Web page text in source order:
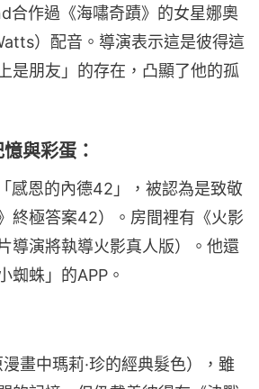
合作過《海嘯奇蹟》的女星娜奧
）配音。導演表示這是彼得這
是朋友」的存在，凸顯了他的孤
與彩蛋：
感恩的內德42」，被認為是致敬
終極答案42）。房間裡有《火影
導演將執導火影真人版）。他還
蜘蛛」的APP。
畫中瑪莉·珍的經典髮色），雖